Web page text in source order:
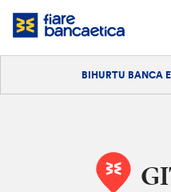
Pasatu
edukia
BIHURTU BANCA